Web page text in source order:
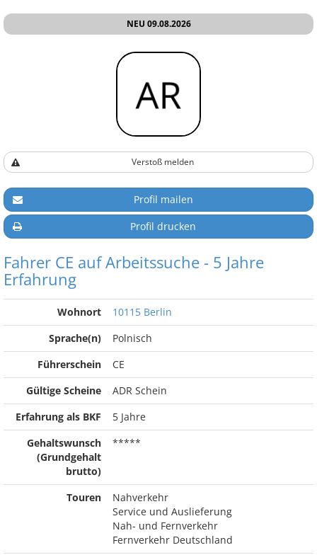
NEU 09.08.2026
Verstoß melden
Profil mailen
Profil drucken
Fahrer CE auf Arbeitssuche - 5 Jahre
Erfahrung
Wohnort
10115 Berlin
Sprache(n)
Polnisch
Führerschein
CE
Gültige Scheine
ADR Schein
Erfahrung als BKF
5 Jahre
Gehaltswunsch
(Grundgehalt
brutto)
*****
Touren
Nahverkehr
Service und Auslieferung
Nah- und Fernverkehr
Fernverkehr Deutschland